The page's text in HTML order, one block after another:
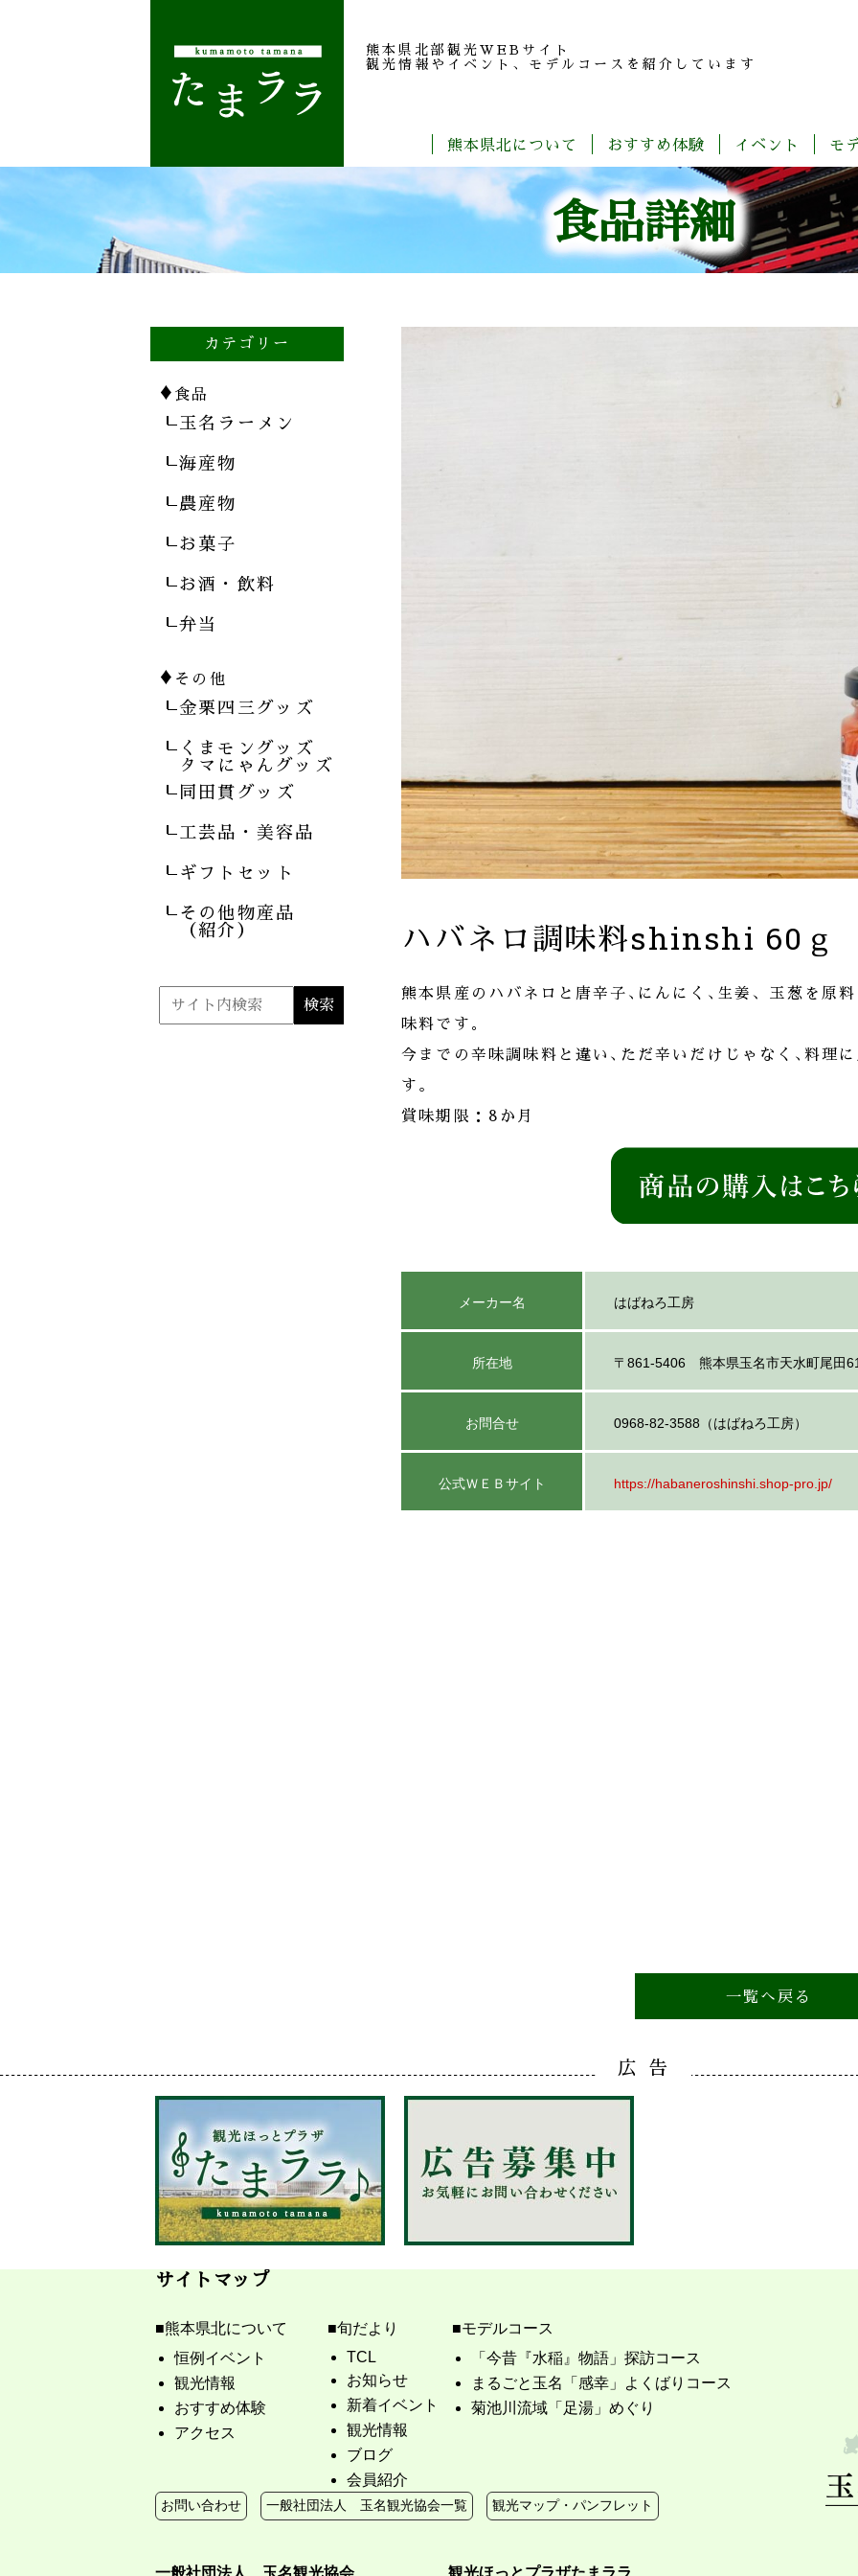
熊本県北部観光 WEBサイト
観光情報やイベント、モデルコースを紹介しています
熊本県北について
玉
名
の
旬
だ
よ
モ
デ
ル
ー
ス
特
産
品
紹
介
おすすめ体験
イベント
春
夏
秋 冬
モ
食品詳細
ハバネロ調味料shinshi 60ｇ
熊本県産のハバネロと唐辛子､にんにく､生姜、玉葱を原
味料です｡
今までの辛味調味料と違い､ただ辛いだけじゃなく､料理
す。
賞味期限：8か月
メーカー名 はばねろ工房
所在地 〒861-5406 熊本県玉名市天水町尾田
お問合せ 0968-82-3588（はばねろ工房）
公式ＷＥＢサイト https://habaneroshinshi.shop-pro.jp/
一覧へ戻る
カテゴリー
♦食品
玉名ラーメン
海産物
農産物
お菓子
お酒・飲料
弁当
♦ その他
金栗四三グッズ
くまモングッズ
タマにゃんグッズ
同田貫グッズ
工芸品・美容品
ギフトセット
その他物産品
（紹介）
広 告
サイトマップ
熊本県北について
恒例イベント
観光情報
おすすめ体験
アクセス
旬だより
TCL
お知らせ
新着イベント
観光情報
ブログ
会員紹介
モデルコース
「今昔『水稲』物語」探訪コース
まるごと玉名「感幸」よくばりコース
菊池川流域「足湯」めぐり
お問い合わせ 一般社団法人 玉名観光協会一覧 観光マップ・パンフレット
一般社団法人 玉名観光協会 観光ほっとプラザたまララ